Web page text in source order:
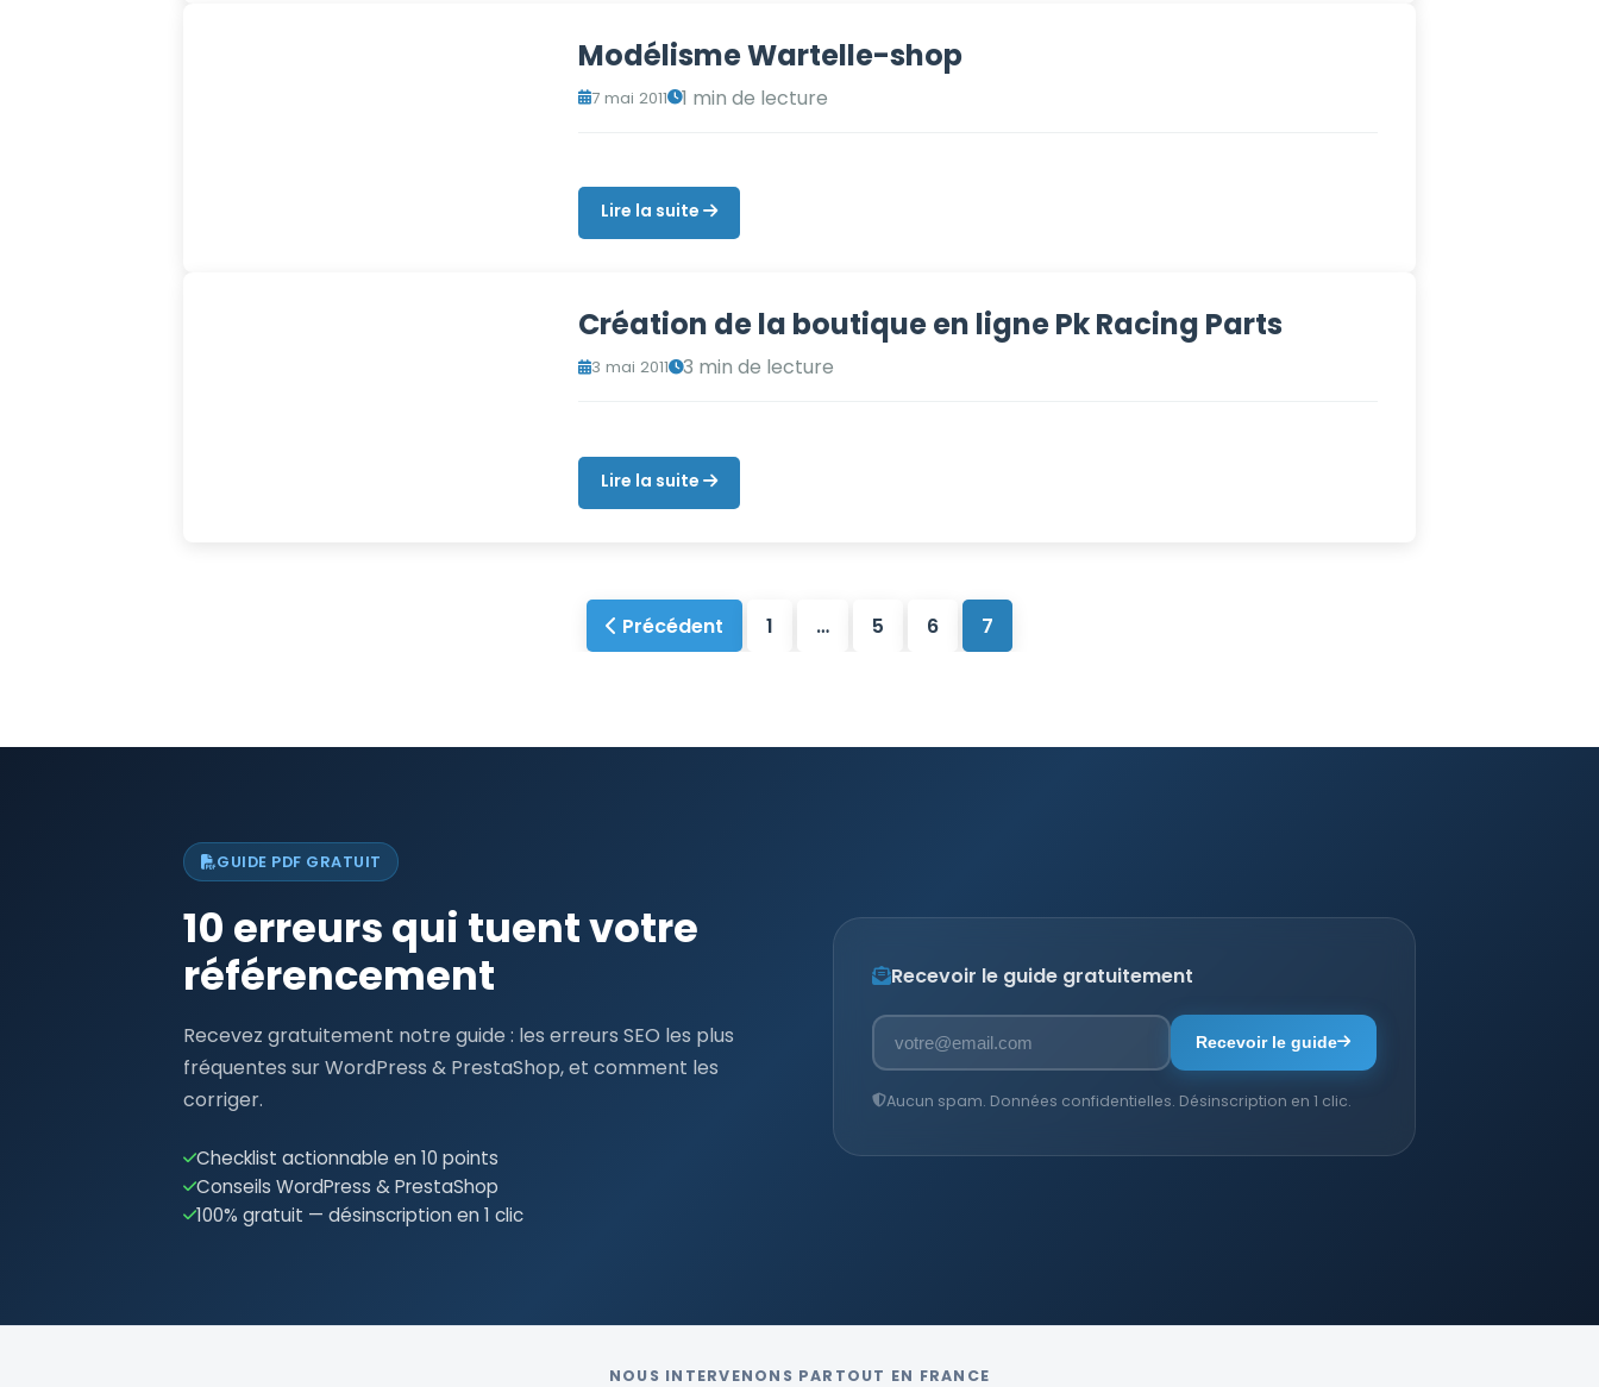
Modélisme Wartelle-shop
7 mai 2011 1 min de lecture
Lire la suite
Création de la boutique en ligne Pk Racing Parts
3 mai 2011 3 min de lecture
Lire la suite
Pagination
Précédent 1 … 5 6 7
GUIDE PDF GRATUIT
10 erreurs qui tuent votre
référencement
Recevez gratuitement notre guide : les erreurs SEO les plus
fréquentes sur WordPress & PrestaShop, et comment les
corriger.
Checklist actionnable en 10 points
Conseils WordPress & PrestaShop
100% gratuit — désinscription en 1 clic
Recevoir le guide gratuitement
Recevoir le guide
Aucun spam. Données confidentielles. Désinscription en 1 clic.
NOUS INTERVENONS PARTOUT EN FRANCE